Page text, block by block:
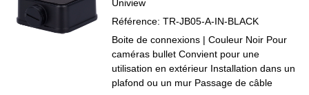
Uniview
Référence: TR-JB05-A-IN-BLACK
Boite de connexions | Couleur Noir Pour
caméras bullet Convient pour une
utilisation en extérieur Installation dans un
plafond ou un mur Passage de câble